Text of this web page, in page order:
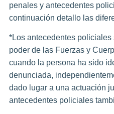
penales y antecedentes
continuación detallo las
*Los antecedentes
poder de las Fuerzas y
cuando la persona ha sido
denunciada,
dado lugar a una actuación
antecedentes policiales